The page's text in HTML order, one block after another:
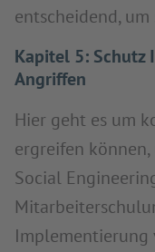
entscheidend,
Kapitel 5: Schutz
Angriffen
Hier geht es um
ergreifen
Social
Implementierung